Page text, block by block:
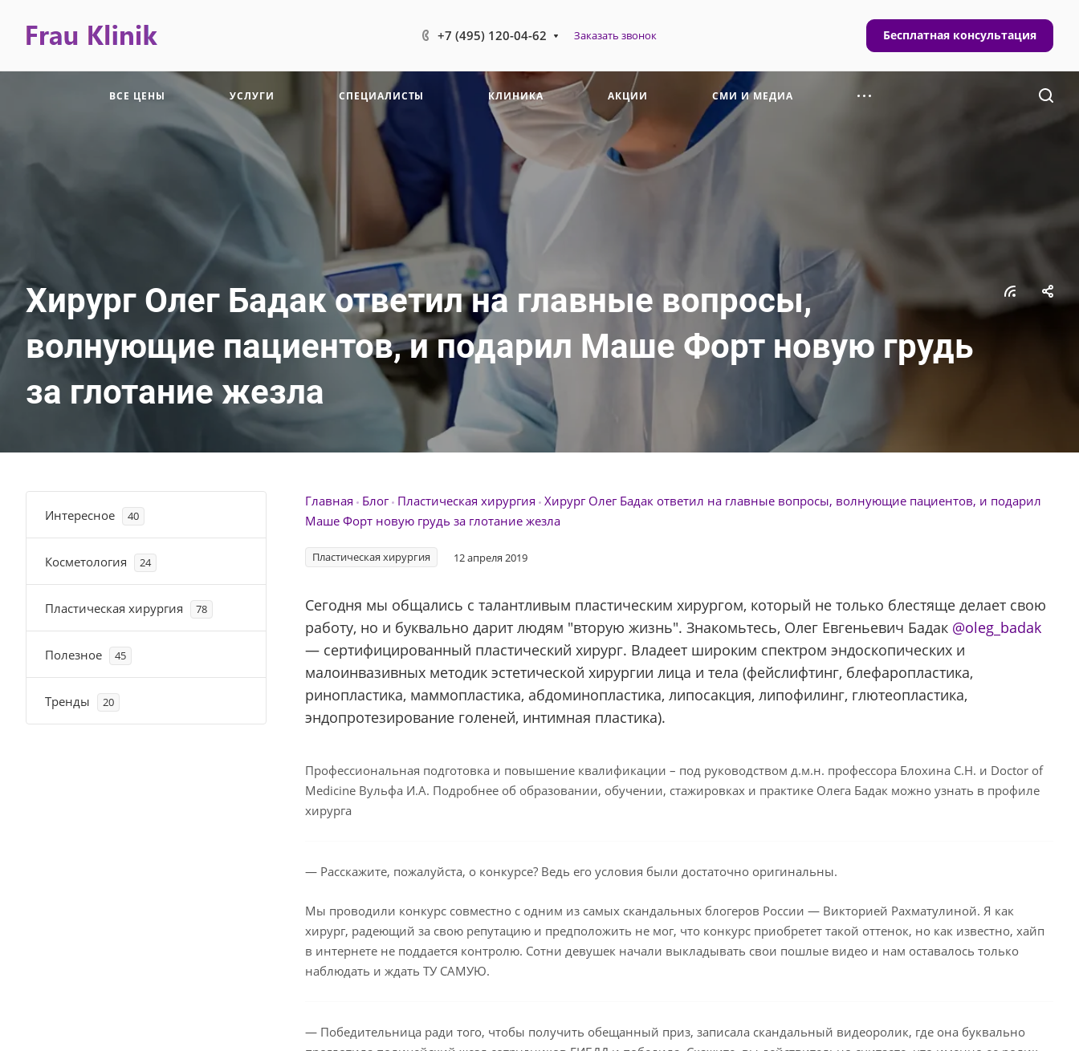
+7 (495) 120-04-62 Заказать звонок Бесплатная консультация
ВСЕ ЦЕНЫ УСЛУГИ СПЕЦИАЛИСТЫ КЛИНИКА АКЦИИ СМИ И МЕДИА
Хирург Олег Бадак ответил на главные вопросы,
волнующие пациентов, и подарил Маше Форт новую грудь
за глотание жезла
Главная Блог Пластическая хирургия Хирург Олег Бадак ответил на главные вопросы, волнующие пациентов, и подарил
Маше Форт новую грудь за глотание жезла
Пластическая хирургия 12 апреля 2019
Сегодня мы общались с талантливым пластическим хирургом, который не только блестяще делает свою
работу, но и буквально дарит людям "вторую жизнь". Знакомьтесь, Олег Евгеньевич Бадак @oleg_badak
— сертифицированный пластический хирург. Владеет широким спектром эндоскопических и
малоинвазивных методик эстетической хирургии лица и тела (фейслифтинг, блефаропластика,
ринопластика, маммопластика, абдоминопластика, липосакция, липофилинг, глютеопластика,
эндопротезирование голеней, интимная пластика).
Профессиональная подготовка и повышение квалификации – под руководством д.м.н. профессора Блохина С.Н. и Doctor of
Medicine Вульфа И.А. Подробнее об образовании, обучении, стажировках и практике Олега Бадак можно узнать в профиле
хирурга
— Расскажите, пожалуйста, о конкурсе? Ведь его условия были достаточно оригинальны.
Мы проводили конкурс совместно с одним из самых скандальных блогеров России — Викторией Рахматулиной. Я как
хирург, радеющий за свою репутацию и предположить не мог, что конкурс приобретет такой оттенок, но как известно, хайп
в интернете не поддается контролю. Сотни девушек начали выкладывать свои пошлые видео и нам оставалось только
наблюдать и ждать ТУ САМУЮ.
— Победительница ради того, чтобы получить обещанный приз, записала скандальный видеоролик, где она буквально
Интересное 40
Косметология 24
Пластическая хирургия 78
Полезное 45
Тренды 20